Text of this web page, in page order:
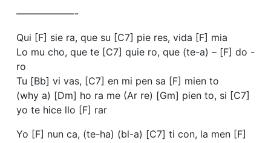
——————-
Qui [F] sie ra, que su [C7] pie res, vida [F] mia
Lo mu cho, que te [C7] quie ro, que (te-a) – [F] do -
ro
Tu [Bb] vi vas, [C7] en mi pen sa [F] mien to
(why a) [Dm] ho ra me (Ar re) [Gm] pien to, si [C7]
yo te hice llo [F] rar
Yo [F] nun ca, (te-ha) (bl-a) [C7] ti con, la men [F]